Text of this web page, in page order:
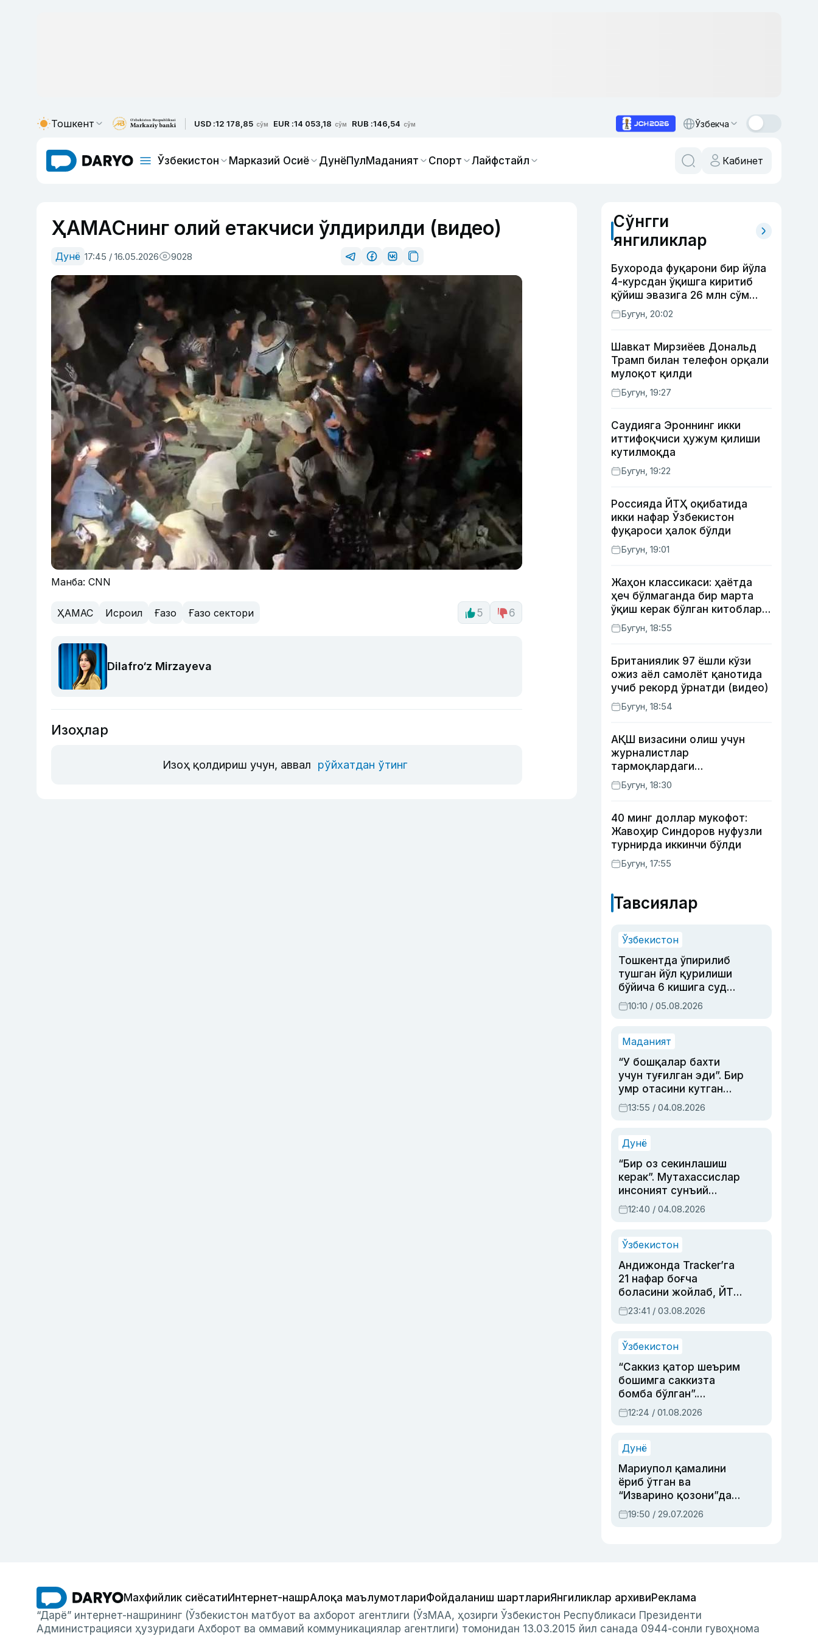
Тошкент USD :12 178,85 сўм EUR :14 053,18 сўм RUB :146,54 сўм Ўзбекча
Ўзбекистон Марказий Осиё ДунёПулМаданият Спорт Лайфстайл Кабинет
ҲАМАСнинг олий етакчиси ўлдирилди (видео)
Дунё 17:45 / 16.05.2026 9028
Манба: CNN
ҲАМАС Исроил Ғазо Ғазо сектори 5 6
Dilafro‘z Mirzayeva
Изоҳлар
Изоҳ қолдириш учун, аввал рўйхатдан ўтинг
Сўнгги
янгиликлар
Бухорода фуқарони бир йўла
4-курсдан ўқишга киритиб
қўйиш эвазига 26 млн сўм
олган шахс ушланди
Бугун, 20:02
Шавкат Мирзиёев Дональд
Трамп билан телефон орқали
мулоқот қилди
Бугун, 19:27
Саудияга Эроннинг икки
иттифоқчиси ҳужум қилиши
кутилмоқда
Бугун, 19:22
Россияда ЙТҲ оқибатида
икки нафар Ўзбекистон
фуқароси ҳалок бўлди
Бугун, 19:01
Жаҳон классикаси: ҳаётда
ҳеч бўлмаганда бир марта
ўқиш керак бўлган китоблар
(II қисм)
Бугун, 18:55
Британиялик 97 ёшли кўзи
ожиз аёл самолёт қанотида
учиб рекорд ўрнатди (видео)
Бугун, 18:54
АҚШ визасини олиш учун
журналистлар
тармоқлардаги
профилларини очиб қўйиши
талаб этилиши мумкин
Бугун, 18:30
40 минг доллар мукофот:
Жавоҳир Синдоров нуфузли
турнирда иккинчи бўлди
Бугун, 17:55
Тавсиялар
Ўзбекистон
Тошкентда ўпирилиб
тушган йўл қурилиши
бўйича 6 кишига суд
ҳукми ўқилди
10:10 / 05.08.2026
Маданият
“У бошқалар бахти
учун туғилган эди”. Бир
умр отасини кутган
актриса ва дубльяж
устаси Римма
синовларга тўла ҳаёти
13:55 / 04.08.2026
Дунё
“Бир оз секинлашиш
керак”. Мутахассислар
инсоният сунъий
интеллектни бошқара
олмай қолишидан
12:40 / 04.08.2026
Ўзбекистон
Андижонда Tracker’га
21 нафар боғча
боласини жойлаб, ЙТҲ
содир этган аёлга суд
ҳукми ўқилди
23:41 / 03.08.2026
Ўзбекистон
“Саккиз қатор шеърим
бошимга саккизта
бомба бўлган”.
Абдулла Ориповни
сиёсий айбловлардан
12:24 / 01.08.2026
Дунё
Мариупол қамалини
ёриб ўтган ва
“Изварино қозони”дан
чиққан қаҳрамон —
Украина армияси бош
19:50 / 29.07.2026
Махфийлик сиёсатиИнтернет-нашрАлоқа маълумотлариФойдаланиш шартлариЯнгиликлар архивиРеклама
“Дарё” интернет-нашрининг (Ўзбекистон матбуот ва ахборот агентлиги (ЎзМАА, ҳозирги Ўзбекистон Республикаси Президенти
Администрацияси ҳузуридаги Ахборот ва оммавий коммуникациялар агентлиги) томонидан 13.03.2015 йил санада 0944-сонли гувоҳнома